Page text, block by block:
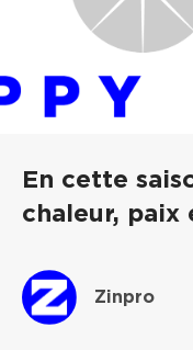
En cette
chaleur, paix
Zinpro